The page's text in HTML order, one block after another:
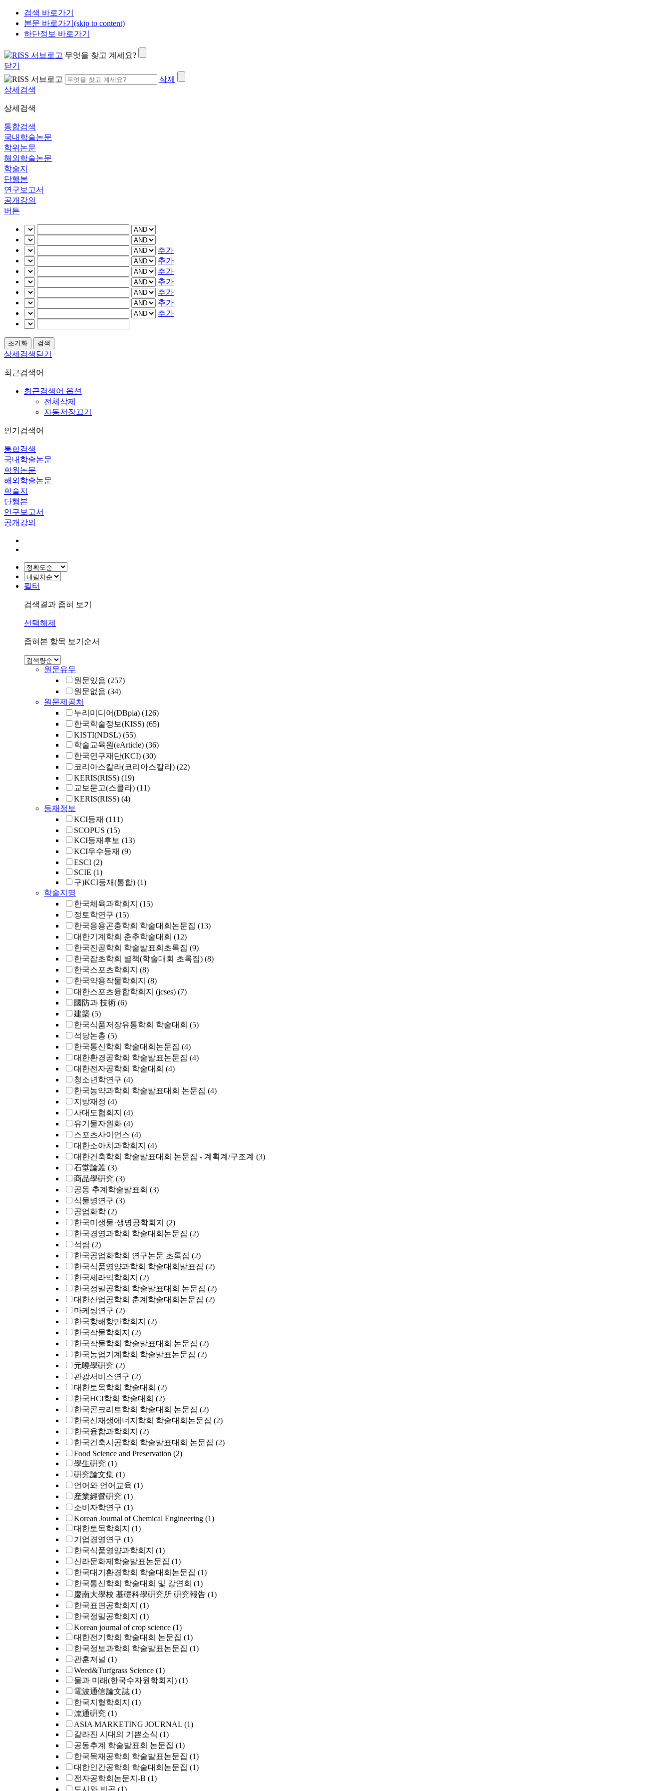
검색 바로가기
본문 바로가기(skip to content)
하단정보 바로가기
무엇을 찾고 계세요?
닫기
삭제
상세검색
상세검색
통합검색
국내학술논문
학위논문
해외학술논문
학술지
단행본
연구보고서
공개강의
버튼
추가
추가
추가
추가
추가
추가
추가
상세검색닫기
최근검색어
최근검색어 옵션
전체삭제
자동저장끄기
인기검색어
통합검색
국내학술논문
학위논문
해외학술논문
학술지
단행본
연구보고서
공개강의
필터
검색결과 좁혀 보기
선택해제
좁혀본 항목 보기순서
원문유무
원문있음 (257)
원문없음 (34)
원문제공처
누리미디어(DBpia) (126)
한국학술정보(KISS) (65)
KISTI(NDSL) (55)
학술교육원(eArticle) (36)
한국연구재단(KCI) (30)
코리아스칼라(코리아스칼라) (22)
KERIS(RISS) (19)
교보문고(스콜라) (11)
KERIS(RISS) (4)
등재정보
KCI등재 (111)
SCOPUS (15)
KCI등재후보 (13)
KCI우수등재 (9)
ESCI (2)
SCIE (1)
구)KCI등재(통합) (1)
학술지명
한국체육과학회지 (15)
정토학연구 (15)
한국응용곤충학회 학술대회논문집 (13)
대한기계학회 춘추학술대회 (12)
한국진공학회 학술발표회초록집 (9)
한국잡초학회 별책(학술대회 초록집) (8)
한국스포츠학회지 (8)
한국약용작물학회지 (8)
대한스포츠융합학회지 (jcses) (7)
國防과 技術 (6)
建築 (5)
한국식품저장유통학회 학술대회 (5)
석당논총 (5)
한국통신학회 학술대회논문집 (4)
대한환경공학회 학술발표논문집 (4)
대한전자공학회 학술대회 (4)
청소년학연구 (4)
한국농약과학회 학술발표대회 논문집 (4)
지방재정 (4)
사대도협회지 (4)
유기물자원화 (4)
스포츠사이언스 (4)
대한소아치과학회지 (4)
대한건축학회 학술발표대회 논문집 - 계획계/구조계 (3)
石堂論叢 (3)
商品學硏究 (3)
공동 추계학술발표회 (3)
식물병연구 (3)
공업화학 (2)
한국미생물·생명공학회지 (2)
한국경영과학회 학술대회논문집 (2)
석림 (2)
한국공업화학회 연구논문 초록집 (2)
한국식품영양과학회 학술대회발표집 (2)
한국세라믹학회지 (2)
한국정밀공학회 학술발표대회 논문집 (2)
대한산업공학회 춘계학술대회논문집 (2)
마케팅연구 (2)
한국항해항만학회지 (2)
한국작물학회지 (2)
한국작물학회 학술발표대회 논문집 (2)
한국농업기계학회 학술발표논문집 (2)
元曉學硏究 (2)
관광서비스연구 (2)
대한토목학회 학술대회 (2)
한국HCI학회 학술대회 (2)
한국콘크리트학회 학술대회 논문집 (2)
한국신재생에너지학회 학술대회논문집 (2)
한국융합과학회지 (2)
한국건축시공학회 학술발표대회 논문집 (2)
Food Science and Preservation (2)
學生硏究 (1)
硏究論文集 (1)
언어와 언어교육 (1)
産業經營硏究 (1)
소비자학연구 (1)
Korean Journal of Chemical Engineering (1)
대한토목학회지 (1)
기업경영연구 (1)
한국식품영양과학회지 (1)
신라문화제학술발표논문집 (1)
한국대기환경학회 학술대회논문집 (1)
한국통신학회 학술대회 및 강연회 (1)
慶南大學校 基礎科學硏究所 硏究報告 (1)
한국표면공학회지 (1)
한국정밀공학회지 (1)
Korean journal of crop science (1)
대한전기학회 학술대회 논문집 (1)
한국정보과학회 학술발표논문집 (1)
관훈저널 (1)
Weed&Turfgrass Science (1)
물과 미래(한국수자원학회지) (1)
電波通信論文誌 (1)
한국지형학회지 (1)
流通硏究 (1)
ASIA MARKETING JOURNAL (1)
갈라진 시대의 기쁜소식 (1)
공동추계 학술발표회 논문집 (1)
한국목재공학회 학술발표논문집 (1)
대한인간공학회 학술대회논문집 (1)
전자공학회논문지-B (1)
도시와 빈곤 (1)